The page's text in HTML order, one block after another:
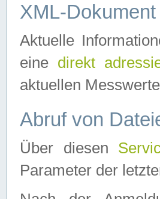
XML-
Aktuelle
eine direkt
aktuellen
Abruf von
Über diesen
Parameter der